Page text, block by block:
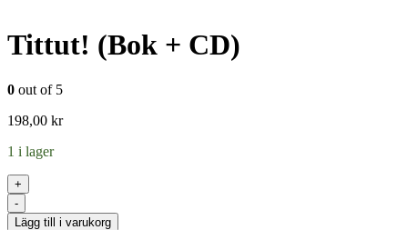
Tittut! (Bok + CD)
0 out of 5
198,00 kr
1 i lager
+
-
Lägg till i varukorg